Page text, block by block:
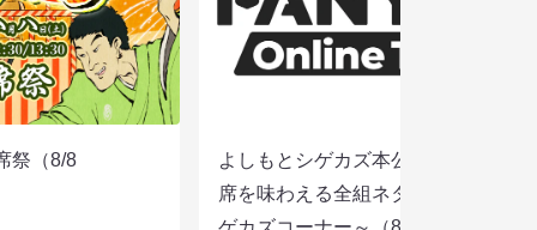
祭（8/8
よしもとシゲカズ本公演～本気の寄
席を味わえる全組ネタと大阪名物シ